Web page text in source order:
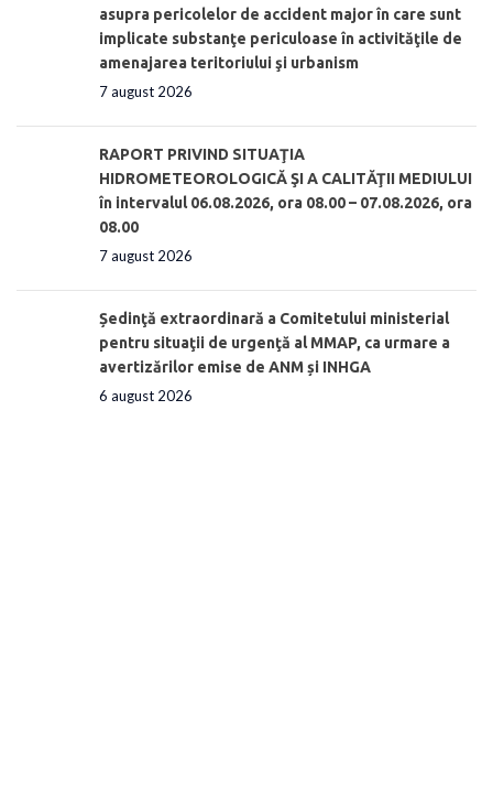
asupra pericolelor de accident major în care sunt
implicate substanţe periculoase în activităţile de
amenajarea teritoriului şi urbanism
7 august 2026
RAPORT PRIVIND SITUAŢIA
HIDROMETEOROLOGICĂ ŞI A CALITĂŢII MEDIULUI
în intervalul 06.08.2026, ora 08.00 – 07.08.2026, ora
08.00
7 august 2026
Ședinţă extraordinară a Comitetului ministerial
pentru situaţii de urgenţă al MMAP, ca urmare a
avertizărilor emise de ANM și INHGA
6 august 2026